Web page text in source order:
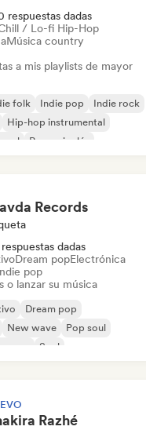
respuestas dadas
/ Lo-fi Hip-Hop
Música country
a mis playlists de mayor
folk Indie pop
Indie rock
Hip-hop instrumental
Rap en inglés
Records
dadas
Dream popElectrónica
pop
o lanzar su música
Dream pop
New wave
Pop soul
Soul
Razhé